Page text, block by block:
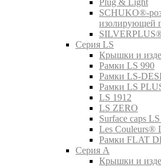
Plug & Light
SCHUKO®-
изолирующей
Серия LS
Крышки и
Рамки LS 990
Рамки LS-
Рамки LS
LS 1912
LS ZERO
Surface caps
Les Couleurs®
Рамки FLAT
Серия A
Крышки и